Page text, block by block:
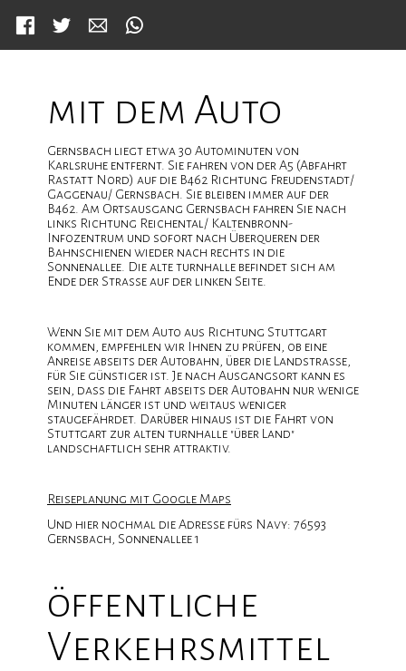
FacebookTwitter Mail
mit dem Auto
Gernsbach liegt etwa 30 Autominuten von
Karlsruhe entfernt. Sie fahren von der A5 (Abfahrt
Rastatt Nord) auf die B462 Richtung Freudenstadt/
Gaggenau/ Gernsbach. Sie bleiben immer auf der
B462. Am Ortsausgang Gernsbach fahren Sie nach
links Richtung Reichental/ Kaltenbronn-
Infozentrum und sofort nach Überqueren der
Bahnschienen wieder nach rechts in die
Sonnenallee. Die alte turnhalle befindet sich am
Ende der Strasse auf der linken Seite.
Wenn Sie mit dem Auto aus Richtung Stuttgart
kommen, empfehlen wir Ihnen zu prüfen, ob eine
Anreise abseits der Autobahn, über die Landstrasse,
für Sie günstiger ist. Je nach Ausgangsort kann es
sein, dass die Fahrt abseits der Autobahn nur wenige
Minuten länger ist und weitaus weniger
staugefährdet. Darüber hinaus ist die Fahrt von
Stuttgart zur alten turnhalle "über Land"
landschaftlich sehr attraktiv.
Reiseplanung mit Google Maps
Und hier nochmal die Adresse fürs Navy: 76593
Gernsbach, Sonnenallee 1
öffentliche
Verkehrsmittel